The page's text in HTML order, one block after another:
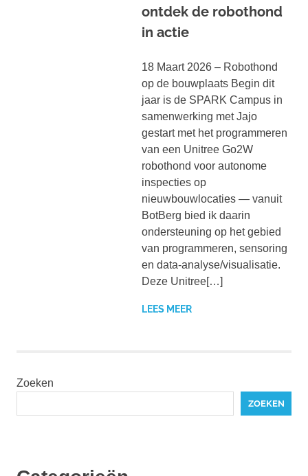
ontdek de robothond
in actie
18 Maart 2026 – Robothond
op de bouwplaats Begin dit
jaar is de SPARK Campus in
samenwerking met Jajo
gestart met het programmeren
van een Unitree Go2W
robothond voor autonome
inspecties op
nieuwbouwlocaties — vanuit
BotBerg bied ik daarin
ondersteuning op het gebied
van programmeren, sensoring
en data-analyse/visualisatie.
Deze Unitree[…]
LEES MEER
Zoeken
ZOEKEN